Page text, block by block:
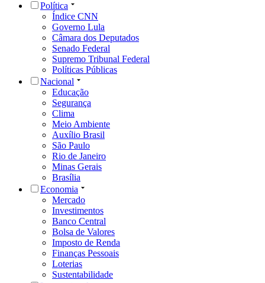
Política
Índice CNN
Governo Lula
Câmara dos Deputados
Senado Federal
Supremo Tribunal Federal
Políticas Públicas
Nacional
Educação
Segurança
Clima
Meio Ambiente
Auxílio Brasil
São Paulo
Rio de Janeiro
Minas Gerais
Brasília
Economia
Mercado
Investimentos
Banco Central
Bolsa de Valores
Imposto de Renda
Finanças Pessoais
Loterias
Sustentabilidade